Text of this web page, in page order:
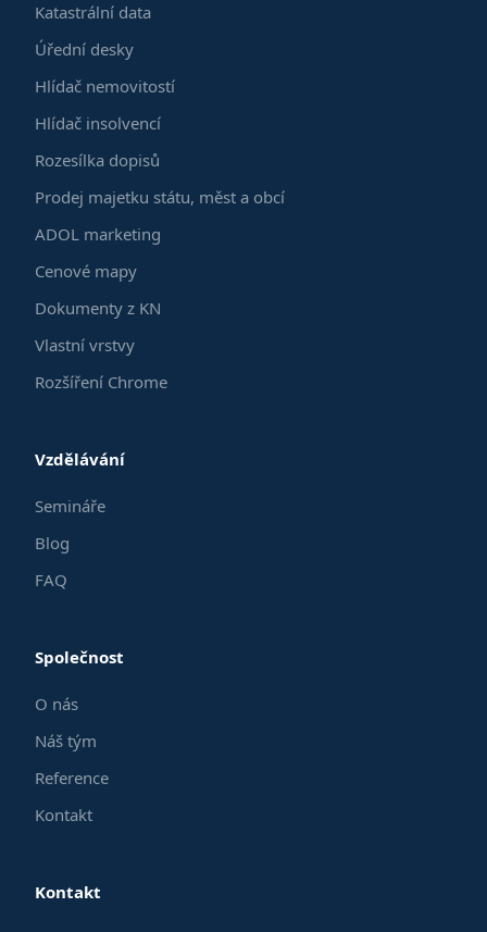
Katastrální data
Úřední desky
Hlídač nemovitostí
Hlídač insolvencí
Rozesílka dopisů
Prodej majetku státu, měst a obcí
ADOL marketing
Cenové mapy
Dokumenty z KN
Vlastní vrstvy
Rozšíření Chrome
Vzdělávání
Semináře
Blog
FAQ
Společnost
O nás
Náš tým
Reference
Kontakt
Kontakt